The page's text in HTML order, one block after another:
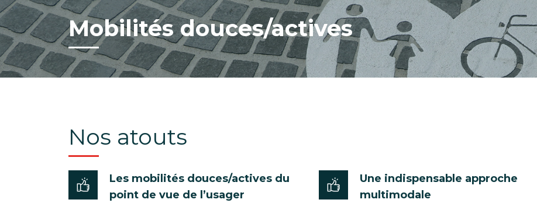
Mobilités douces/actives
Nos atouts
Les mobilités douces/actives du
point de vue de l’usager
Une indispensable approche
multimodale